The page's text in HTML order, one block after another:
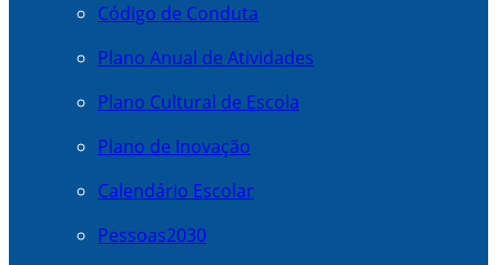
Código de Conduta
Plano Anual de Atividades
Plano Cultural de Escola
Plano de Inovação
Calendário Escolar
Pessoas2030